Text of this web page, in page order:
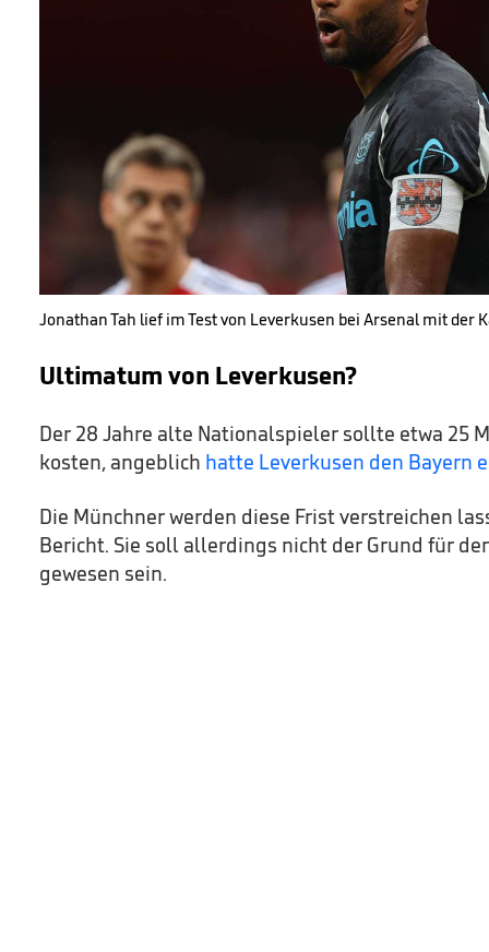
Jonathan Tah lief im Test von Leverkusen bei Arsenal mit der
Ultimatum von Leverkusen?
Der 28 Jahre alte Nationalspieler sollte etwa 25
kosten, angeblich hatte Leverkusen den
Die Münchner werden diese Frist verstreichen
Bericht. Sie soll allerdings nicht der Grund für
gewesen sein.